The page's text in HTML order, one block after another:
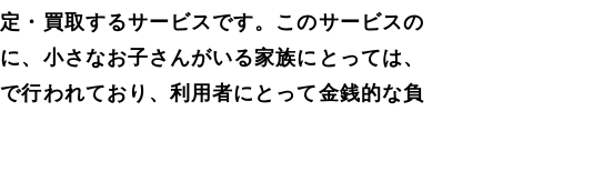
・買取するサービスです。このサービスの
、小さなお子さんがいる家族にとっては、
行われており、利用者にとって金銭的な負